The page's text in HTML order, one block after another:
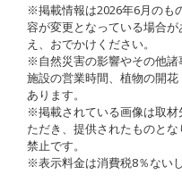
※掲載情報は2026年6月のも
容が変更となっている場合
え、おでかけください。
※自然災害の影響やその他諸
施設の営業時間、植物の開
あります。
※掲載されている画像は取
ただき、提供されたものと
禁止です。
※表示料金は消費税8％ない